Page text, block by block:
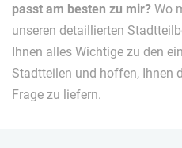
passt am besten zu mir? Wo
unseren detaillierten
Ihnen alles Wichtige zu den
Stadtteilen und hoffen, Ihnen
Frage zu liefern.